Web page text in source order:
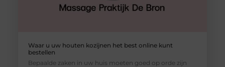
Waar u uw houten kozijnen het best online kunt
bestellen
Bepaalde zaken in uw huis moeten goed op orde zijn